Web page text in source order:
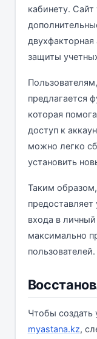
кабинету.
двухфакторная
защиты
предлагается
которая
доступ к
можно легко
установить
Таким
входа в
максимально
пользователей.
Чтобы создать
myastana.kz,